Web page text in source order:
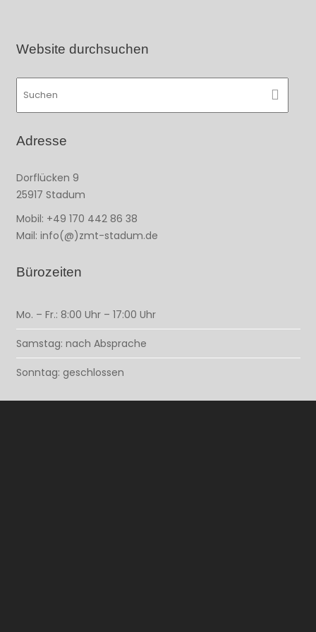
Website durchsuchen
Adresse
Dorflücken 9
25917 Stadum
Mobil: +49 170 442 86 38
Mail: info(@)zmt-stadum.de
Bürozeiten
Mo. – Fr.: 8:00 Uhr – 17:00 Uhr
Samstag: nach Absprache
Sonntag: geschlossen